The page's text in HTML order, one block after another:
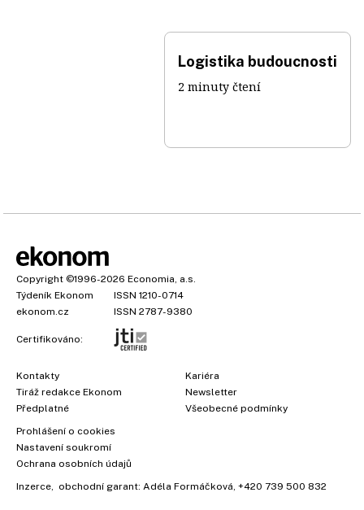
Logistika budoucnosti
2 minuty čtení
Copyright ©1996-2026 Economia, a.s.
Týdeník Ekonom
ISSN 1210-0714
ekonom.cz
ISSN 2787-9380
Certifikováno:
Kontakty
Tiráž redakce Ekonom
Předplatné
Kariéra
Newsletter
Všeobecné podmínky
Prohlášení o cookies
Nastavení soukromí
Ochrana osobních údajů
Inzerce, obchodní garant: Adéla Formáčková, +420 739 500 832